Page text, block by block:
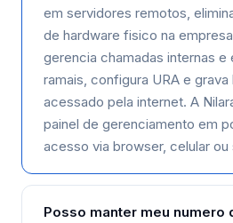
em servidores remotos,
de hardware fisico na
gerencia chamadas internas e
ramais, configura URA e
acessado pela internet. A
painel de gerenciamento em
acesso via browser, celular
Posso manter meu numero